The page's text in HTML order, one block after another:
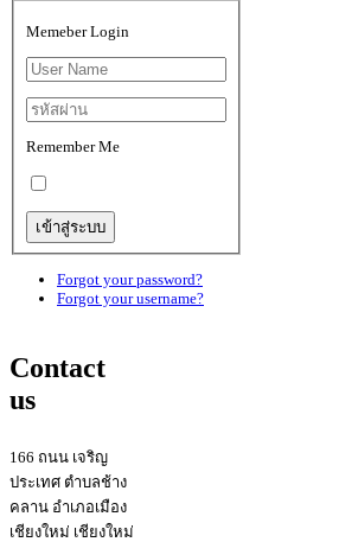
Memeber Login
Remember Me
Forgot your password?
Forgot your username?
Contact
us
166 ถนน เจริญ
ประเทศ ตำบลช้าง
คลาน อำเภอเมือง
เชียงใหม่ เชียงใหม่